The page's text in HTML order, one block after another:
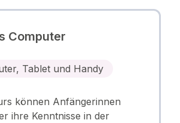
Computer
Tablet und Handy
können Anfängerinnen
ihre Kenntnisse in der